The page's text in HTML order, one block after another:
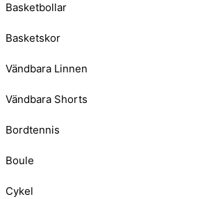
Basketbollar
Basketskor
Vändbara Linnen
Vändbara Shorts
Bordtennis
Boule
Cykel